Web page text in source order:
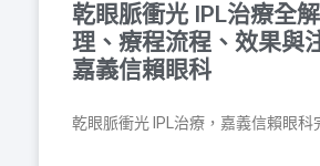
乾眼脈衝光 IPL治療全
理、療程流程、效果與
嘉義信賴眼科